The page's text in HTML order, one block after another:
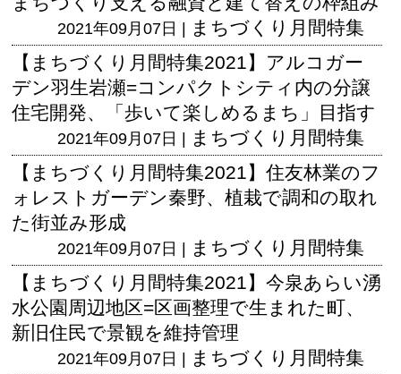
2021年09月07日 | まちづくり月間特集
【まちづくり月間特集2021】アルコガー
デン羽生岩瀬=コンパクトシティ内の分譲
住宅開発、「歩いて楽しめるまち」目指す
2021年09月07日 | まちづくり月間特集
【まちづくり月間特集2021】住友林業のフ
ォレストガーデン秦野、植栽で調和の取れ
た街並み形成
2021年09月07日 | まちづくり月間特集
【まちづくり月間特集2021】今泉あらい湧
水公園周辺地区=区画整理で生まれた町、
新旧住民で景観を維持管理
2021年09月07日 | まちづくり月間特集